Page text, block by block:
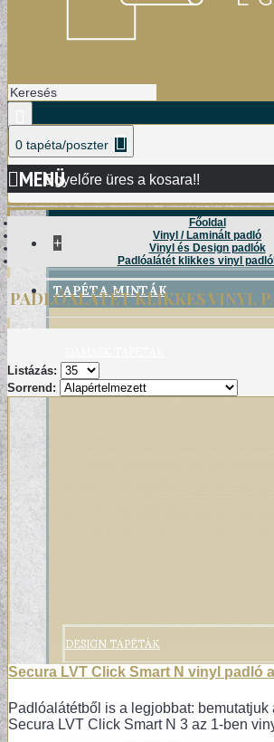
0 tapéta/poszter
Egyelőre üres a kosara!!
MENÜ
+
TAPÉTA MINTÁK
DESIGN TAPÉTÁK
Főoldal
Vinyl / Laminált padló
Vinyl és Design padlók
Padlóalátét klikkes vinyl
PADLÓALÁTÉT KLIKKES VINYL
Listázás:
Sorrend:
Secura LVT Click Smart N vinyl padló
Padlóalátétből is a legjobbat: bemutatjuk
Secura LVT Click Smart N 3 az 1-ben